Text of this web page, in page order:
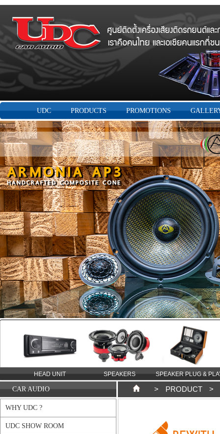
UDC PRODUCTS PROMOTIONS
HEAD UNIT SPEAKERS SPEAKER PLUG &
CAR AUDIO
WHY UDC ?
UDC SHOW ROOM
> PRODUCT >